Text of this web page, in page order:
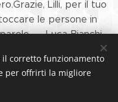
Lilli, per il tuo
le persone in
parole. Luca Bianchi
il corretto funzionamento
per offrirti la migliore